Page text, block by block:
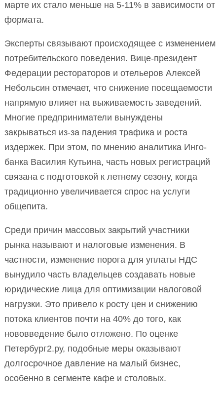
марте их стало меньше на 5-11% в зависимости от
формата.
Эксперты связывают происходящее с изменением
потребительского поведения. Вице-президент
Федерации рестораторов и отельеров Алексей
Небольсин отмечает, что снижение посещаемости
напрямую влияет на выживаемость заведений.
Многие предприниматели вынуждены
закрываться из-за падения трафика и роста
издержек. При этом, по мнению аналитика Инго-
банка Василия Кутьина, часть новых регистраций
связана с подготовкой к летнему сезону, когда
традиционно увеличивается спрос на услуги
общепита.
Среди причин массовых закрытий участники
рынка называют и налоговые изменения. В
частности, изменение порога для уплаты НДС
вынудило часть владельцев создавать новые
юридические лица для оптимизации налоговой
нагрузки. Это привело к росту цен и снижению
потока клиентов почти на 40% до того, как
нововведение было отложено. По оценке
Петербург2.ру, подобные меры оказывают
долгосрочное давление на малый бизнес,
особенно в сегменте кафе и столовых.